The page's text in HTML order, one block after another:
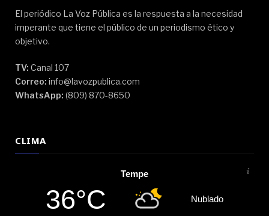
El periódico La Voz Pública es la respuesta a la necesidad
imperante que tiene el público de un periodismo ético y
objetivo.
TV: Canal 107
Correo: info@lavozpublica.com
WhatsApp: (809) 870-8650
CLIMA
Tempe
36°C Nublado